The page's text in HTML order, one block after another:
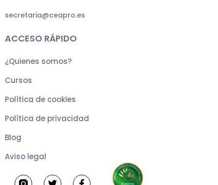
secretaria@ceapro.es
ACCESO RÁPIDO
¿Quienes somos?
Cursos
Política de cookies
Política de privacidad
Blog
Aviso legal
w a